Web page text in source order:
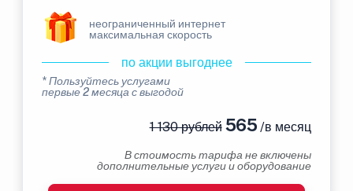
неограниченный интернет
максимальная скорость
по акции выгоднее
* Пользуйтесь услугами
первые 2 месяца с выгодой
1 130 рублей565 /в месяц
В стоимость тарифа не включены
дополнительные услуги и оборудование